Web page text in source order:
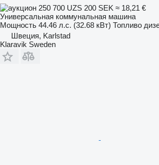
250 700 UZS 200 SEK ≈ 18,21 €
Универсальная коммунальная машина
Мощность 44.46 л.с. (32.68 кВт) Топливо
Швеция, Karlstad
Klaravik Sweden